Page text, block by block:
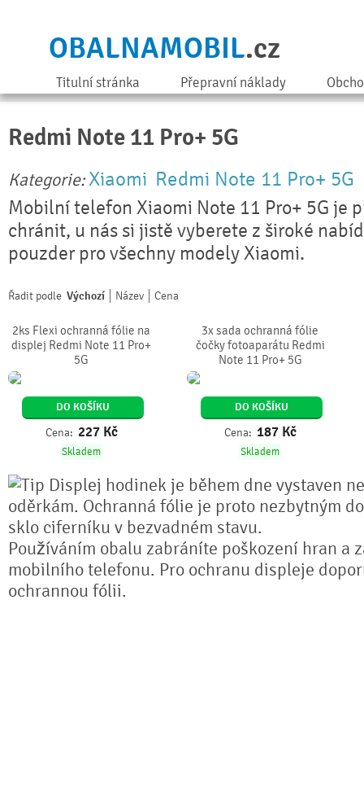
OBALNAMOBIL.cz
Titulní stránka Přepravní náklady
Redmi Note 11 Pro+ 5G
Kategorie:Xiaomi Redmi Note 11 Pro+ 5G
Mobilní telefon Xiaomi Note 11 Pro+ 5G je
chránit, u nás si jistě vyberete z široké
pouzder pro všechny modely Xiaomi.
Řadit podle Výchozí Název Cena
2ks Flexi ochranná fólie na
displej Redmi Note 11 Pro+
5G
DO KOŠÍKU
Cena: 227 Kč
Skladem
3x sada ochranná fólie
čočky fotoaparátu Redmi
Note 11 Pro+ 5G
DO KOŠÍKU
Cena: 187 Kč
Skladem
Displej hodinek je během dne vystaven
oděrkám. Ochranná fólie je proto nezbytným
sklo ciferníku v bezvadném stavu.
Používáním obalu zabráníte poškození hran a
mobilního telefonu. Pro ochranu displeje
ochrannou fólii.